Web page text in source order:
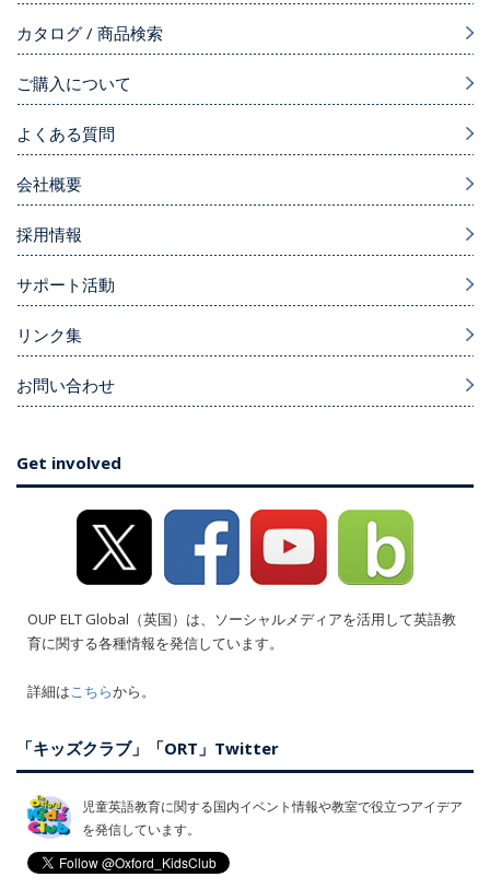
カタログ / 商品検索
ご購入について
よくある質問
会社概要
採用情報
サポート活動
リンク集
お問い合わせ
Get involved
OUP ELT Global（英国）は、ソーシャルメディアを活用して英語教
育に関する各種情報を発信しています。
詳細はこちらから。
「キッズクラブ」「ORT」Twitter
児童英語教育に関する国内イベント情報や教室で役立つアイデア
を発信しています。